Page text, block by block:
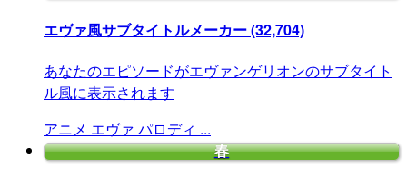
エヴァ風サブタイトルメーカー(32,704)
あなたのエピソードがエヴァンゲリオンのサブタイト
ル風に表示されます
アニメ エヴァ パロディ ...
春